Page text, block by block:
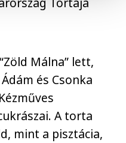
Málna” lett,
és Csonka
A torta
mint a pisztácia,